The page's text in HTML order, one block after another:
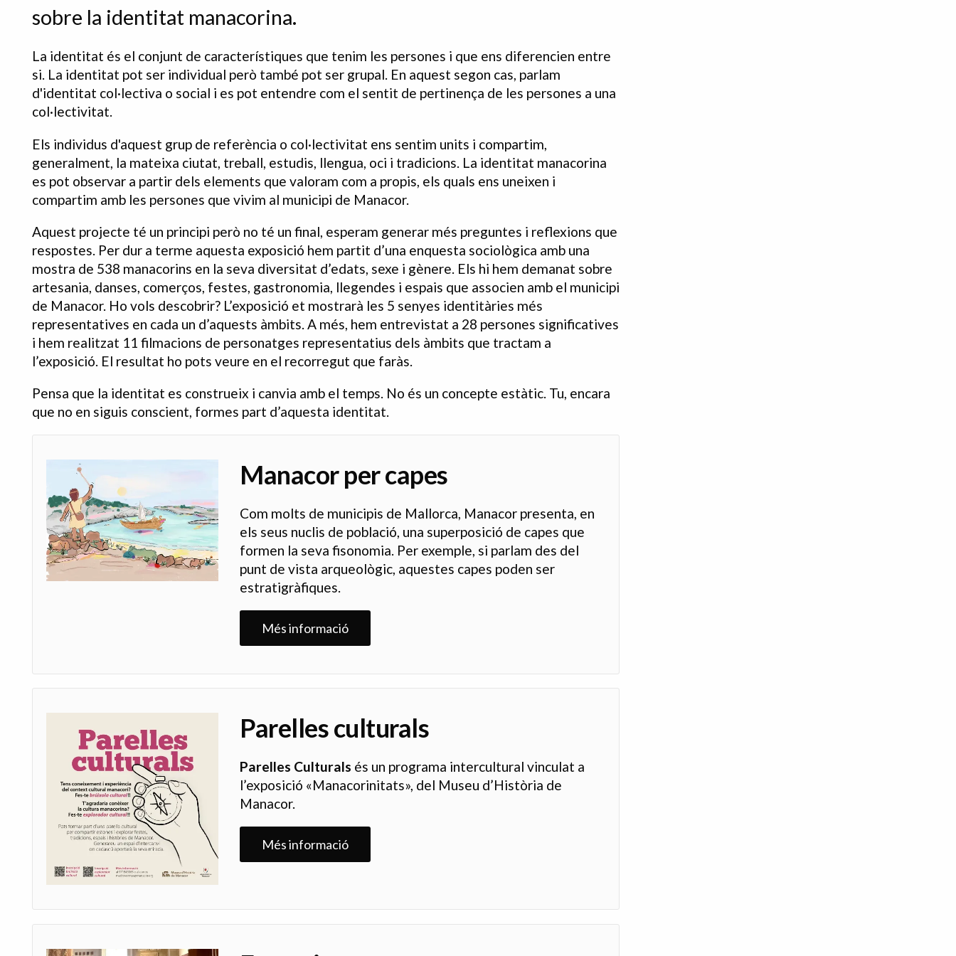
sobre la identitat manacorina.
La identitat és el conjunt de característiques que tenim les persones i que ens diferencien entre
si. La identitat pot ser individual però també pot ser grupal. En aquest segon cas, parlam
d'identitat col·lectiva o social i es pot entendre com el sentit de pertinença de les persones a una
col·lectivitat.
Els individus d'aquest grup de referència o col·lectivitat ens sentim units i compartim,
generalment, la mateixa ciutat, treball, estudis, llengua, oci i tradicions. La identitat manacorina
es pot observar a partir dels elements que valoram com a propis, els quals ens uneixen i
compartim amb les persones que vivim al municipi de Manacor.
Aquest projecte té un principi però no té un final, esperam generar més preguntes i reflexions que
respostes. Per dur a terme aquesta exposició hem partit d’una enquesta sociològica amb una
mostra de 538 manacorins en la seva diversitat d’edats, sexe i gènere. Els hi hem demanat sobre
artesania, danses, comerços, festes, gastronomia, llegendes i espais que associen amb el municipi
de Manacor. Ho vols descobrir? L’exposició et mostrarà les 5 senyes identitàries més
representatives en cada un d’aquests àmbits. A més, hem entrevistat a 28 persones significatives
i hem realitzat 11 filmacions de personatges representatius dels àmbits que tractam a
l’exposició. El resultat ho pots veure en el recorregut que faràs.
Pensa que la identitat es construeix i canvia amb el temps. No és un concepte estàtic. Tu, encara
que no en siguis conscient, formes part d’aquesta identitat.
Manacor per capes
Com molts de municipis de Mallorca, Manacor presenta, en
els seus nuclis de població, una superposició de capes que
formen la seva fisonomia. Per exemple, si parlam des del
punt de vista arqueològic, aquestes capes poden ser
estratigràfiques.
Més informació
Parelles culturals
Parelles Culturals és un programa intercultural vinculat a
l’exposició «Manacorinitats», del Museu d’Història de
Manacor.
Més informació